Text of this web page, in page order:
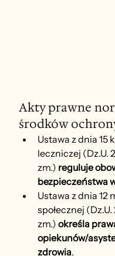
Akty prawne
środków
Ustawa z dnia 15
leczniczej (Dz.U.
zm.) reguluje
bezpieczeństwa
Ustawa z dnia 12
społecznej
zm.) określa
opiekunów/
zdrowia.